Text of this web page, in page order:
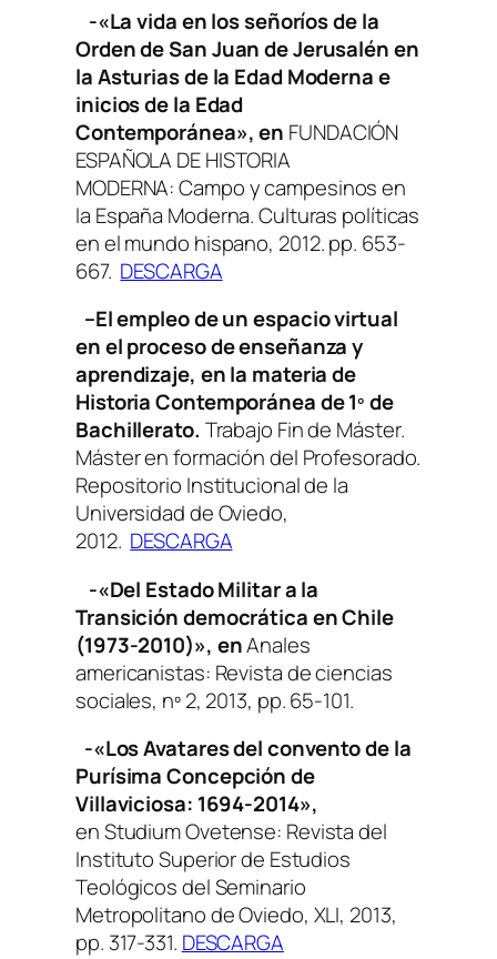
-«La vida en los señoríos de la
Orden de San Juan de Jerusalén en
la Asturias de la Edad Moderna e
inicios de la Edad
Contemporánea», en FUNDACIÓN
ESPAÑOLA DE HISTORIA
MODERNA:Campo y campesinos en
la España Moderna. Culturas políticas
en el mundo hispano, 2012. pp. 653-
667. DESCARGA
–El empleo de un espacio virtual
en el proceso de enseñanza y
aprendizaje, en la materia de
Historia Contemporánea de 1º de
Bachillerato. Trabajo Fin de Máster.
Máster en formación del Profesorado.
Repositorio Institucional de la
Universidad de Oviedo,
2012. DESCARGA
-«Del Estado Militar a la
Transición democrática en Chile
(1973-2010)», enAnales
americanistas: Revista de ciencias
sociales, nº 2, 2013, pp. 65-101.
-«Los Avatares del convento de la
Purísima Concepción de
Villaviciosa: 1694-2014»,
enStudium Ovetense: Revista del
Instituto Superior de Estudios
Teológicos del Seminario
Metropolitano de Oviedo, XLI, 2013,
pp. 317-331. DESCARGA